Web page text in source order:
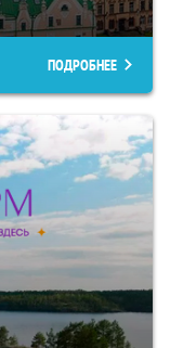
ПОДРОБНЕЕ